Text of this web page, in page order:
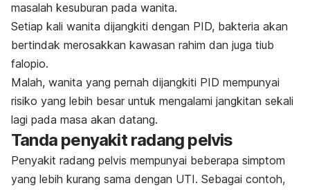
masalah kesuburan pada wanita.
Setiap kali wanita dijangkiti dengan PID, bakteria akan
bertindak merosakkan kawasan rahim dan juga tiub
falopio.
Malah, wanita yang pernah dijangkiti PID mempunyai
risiko yang lebih besar untuk mengalami jangkitan sekali
lagi pada masa akan datang.
Tanda penyakit radang pelvis
Penyakit radang pelvis mempunyai beberapa simptom
yang lebih kurang sama dengan UTI. Sebagai contoh,